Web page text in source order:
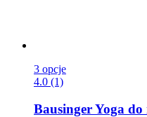
3 opcje
4.0 (1)
BausingerYoga do